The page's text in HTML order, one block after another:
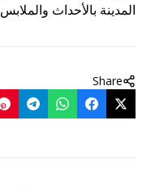
المدينة بالأحداث
Share